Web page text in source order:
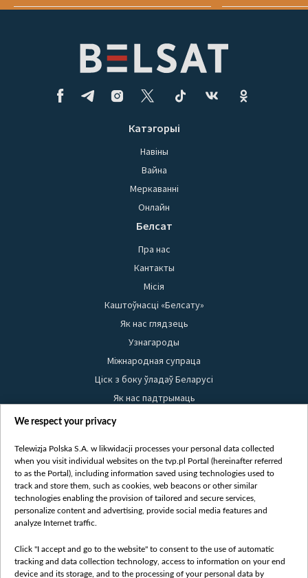
Катэгорыі
Навіны
Вайна
Меркаванні
Онлайн
Белсат
Пра нас
Кантакты
Місія
Каштоўнасці «Белсату»
Як нас глядзець
Узнагароды
Міжнародная супраца
Ціск з боку ўладаў Беларусі
Як нас падтрымаць
Правілы выкарыстання матэрыялаў
Бяспека
Youtube
Белсат news
Белсат Shorts
Жэстачайшы мульт
Belsat English
We respect your privacy
Telewizja Polska S.A. w likwidacji processes your personal data collected
when you visit individual websites on the tvp.pl Portal (hereinafter referred
to as the Portal), including information saved using technologies used to
track and store them, such as cookies, web beacons or other similar
technologies enabling the provision of tailored and secure services,
personalize content and advertising, provide social media features and
analyze Internet traffic.
Click "I accept and go to the website" to consent to the use of automatic
tracking and data collection technology, access to information on your end
device and its storage, and to the processing of your personal data by